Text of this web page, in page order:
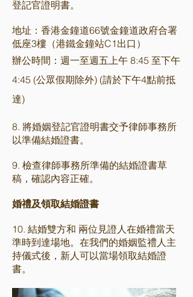
登記官證明書。
地址：香港金鐘道66號金鐘道政府合署
低座3樓（港鐵金鐘站C1出口）
辦公時間：週一至週五上午 8:45 至下午
4:45 (公眾假期除外) (請於下午4點前抵
達)
8. 將婚姻登記官證明書交予律師事務所
以準備結婚證書。
9. 檢查律師事務所準備的結婚證書草
稿，確認內容正確。
婚禮及領取結婚證書
10. 結婚雙方和 兩位見證人在婚禮當天
準時到達場地。在我們的婚姻監禮人主
持儀式後，新人可以當場領取結婚證
書。